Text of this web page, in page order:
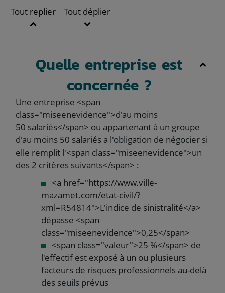
Tout replier
Tout déplier
Quelle entreprise est
concernée ?
Une entreprise <span
class="miseenevidence">d'au moins
50 salariés</span> ou appartenant à un groupe
d'au moins 50 salariés a l'obligation de négocier si
elle remplit l'<span class="miseenevidence">un
des 2 critères suivants</span> :
<a href="https://www.ville-
mazamet.com/etat-civil/?
xml=R54814">L'indice de sinistralité</a>
dépasse <span
class="miseenevidence">0,25</span>
<span class="valeur">25 %</span> de
l'effectif est exposé à un ou plusieurs
facteurs de risques professionnels au-delà
des seuils prévus